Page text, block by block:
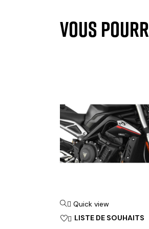
VOUS
 Quick view
 LISTE DE SOUHAITS